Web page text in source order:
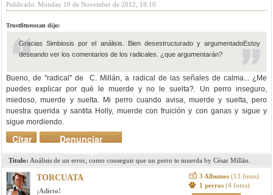
Publicado: Monday 19 de November de 2012, 18:10
Trustfitnesscan dijo:
Gracias Simbiosis por el análisis. Bien desestructurado y argumentadoEstoy
deseando ver los comentarios de los radicales. ¿que argumentarán?
Bueno, de "radical" de C. Millán, a radical de las señales de calma... ¿Me
puedes explicar por qué le muerde y no le suelta?. Un perro inseguro,
miedoso, muerde y suelta. Mi perro cuando avisa, muerde y suelta, pero
nuestra querida y santita Holly, muerde con fruición y con ganas y sigue y
sigue mordiendo.
Denunciar
mensaje
Citar
Titulo: Análisis de un error, como conseguir que un perro te muerda by César Millán.
TORCUATA
¡Adicto!
3 Albumes (13 fotos)
1 perros (4 fotos)